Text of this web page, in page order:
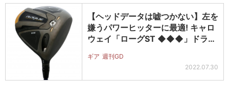
【ヘッドデータは嘘つかない】左を
嫌うパワーヒッターに最適! キャロ
ウェイ「ローグST ◆◆◆」ドラ
ギア 週刊GD
2022.07.30